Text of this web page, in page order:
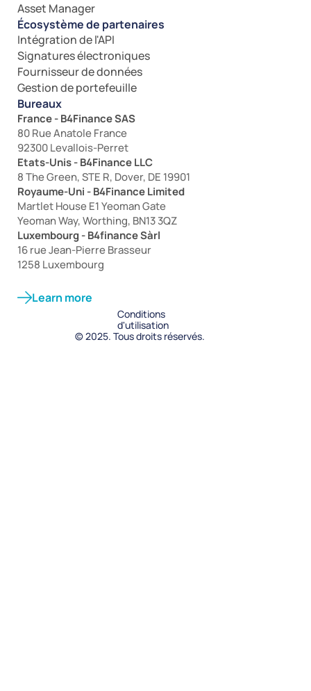
Bureaux
France - B4Finance SAS
80 Rue Anatole France
92300 Levallois-Perret
Etats-Unis - B4Finance LLC
8 The Green, STE R, Dover, DE 19901
Royaume-Uni - B4Finance Limited
Martlet House E1 Yeoman Gate
Yeoman Way, Worthing, BN13 3QZ
Luxembourg - B4finance Sàrl
16 rue Jean-Pierre Brasseur
1258 Luxembourg
Asset Manager
Écosystème de partenaires
Intégration de l'API
Signatures électroniques
Fournisseur de données
Gestion de portefeuille
Learn more
© 2025. Tous droits réservés.
Conditions
d'utilisation